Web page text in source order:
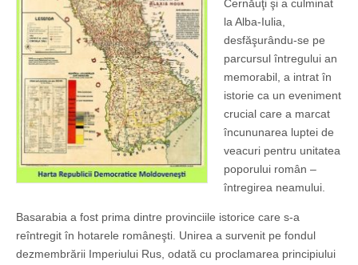
Cernăuţi şi a culminat
la Alba-Iulia,
desfăşurându-se pe
parcursul întregului an
memorabil, a intrat în
istorie ca un eveniment
crucial care a marcat
încununarea luptei de
veacuri pentru unitatea
poporului român –
întregirea neamului.
Basarabia a fost prima dintre provinciile istorice care s-a
reîntregit în hotarele româneşti. Unirea a survenit pe fondul
dezmembrării Imperiului Rus, odată cu proclamarea principiului